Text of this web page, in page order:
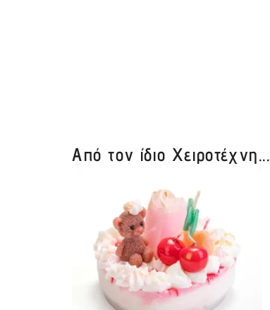
Από τον ίδιο Χειροτέχνη...